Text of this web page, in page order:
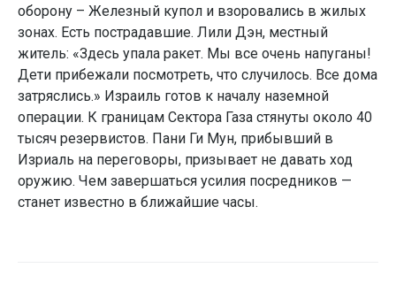
оборону – Железный купол и взоровались в жилых
зонах. Есть пострадавшие. Лили Дэн, местный
житель: «Здесь упала ракет. Мы все очень напуганы!
Дети прибежали посмотреть, что случилось. Все дома
затряслись.» Израиль готов к началу наземной
операции. К границам Сектора Газа стянуты около 40
тысяч резервистов. Пани Ги Мун, прибывший в
Изриаль на переговоры, призывает не давать ход
оружию. Чем завершаться усилия посредников —
станет известно в ближайшие часы.